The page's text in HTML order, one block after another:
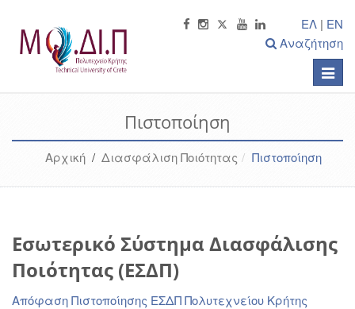
ΕΛ | EN
Αναζήτηση
Toggle
Πιστοποίηση
Αρχική / Διασφάλιση Ποιότητας Πιστοποίηση
Εσωτερικό Σύστημα Διασφάλισης
Ποιότητας (ΕΣΔΠ)
Απόφαση Πιστοποίησης ΕΣΔΠ Πολυτεχνείου Κρήτης